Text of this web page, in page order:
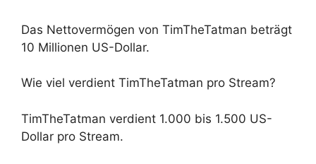
Das Nettovermögen von TimTheTatman beträgt
10 Millionen US-Dollar.
Wie viel verdient TimTheTatman pro Stream?
TimTheTatman verdient 1.000 bis 1.500 US-
Dollar pro Stream.